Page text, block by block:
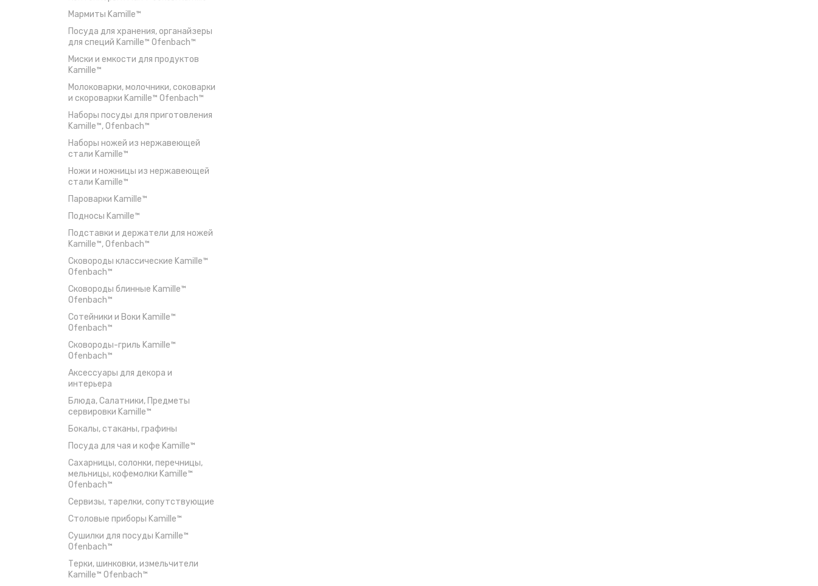
Мармиты Kamille™
Посуда для хранения, органайзеры
для специй Kamille™ Ofenbach™
Миски и емкости для продуктов
Kamille™
Молоковарки, молочники, соковарки
и скороварки Kamille™ Ofenbach™
Наборы посуды для приготовления
Kamille™, Ofenbach™
Наборы ножей из нержавеющей
стали Kamille™
Ножи и ножницы из нержавеющей
стали Kamille™
Пароварки Kamille™
Подносы Kamille™
Подставки и держатели для ножей
Kamille™, Ofenbach™
Сковороды классические Kamille™
Ofenbach™
Сковороды блинные Kamille™
Ofenbach™
Сотейники и Воки Kamille™
Ofenbach™
Сковороды-гриль Kamille™
Ofenbach™
Аксессуары для декора и
интерьера
Блюда, Салатники, Предметы
сервировки Kamille™
Бокалы, стаканы, графины
Посуда для чая и кофе Kamille™
Сахарницы, солонки, перечницы,
мельницы, кофемолки Kamille™
Ofenbach™
Сервизы, тарелки, сопутствующие
Столовые приборы Kamille™
Сушилки для посуды Kamille™
Ofenbach™
Терки, шинковки, измельчители
Kamille™ Ofenbach™